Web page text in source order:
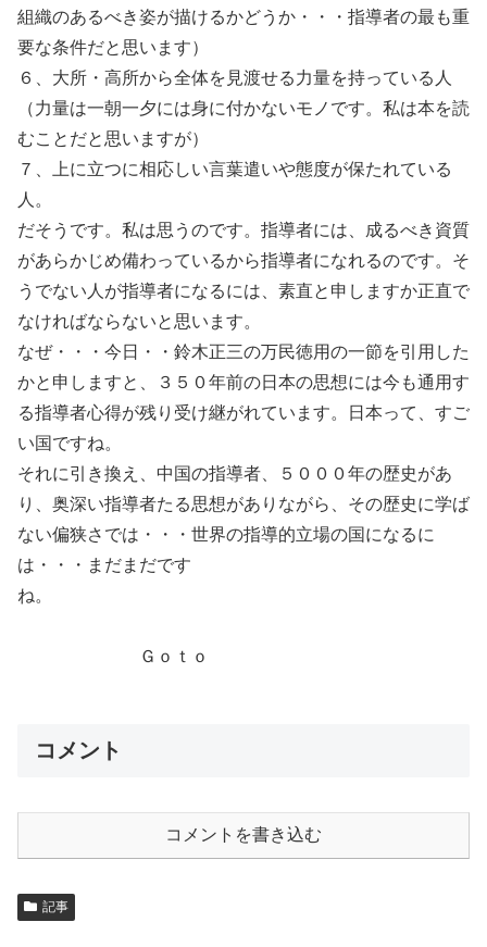
組織のあるべき姿が描けるかどうか・・・指導者の最も重
要な条件だと思います）
６、大所・高所から全体を見渡せる力量を持っている人
（力量は一朝一夕には身に付かないモノです。私は本を読
むことだと思いますが）
７、上に立つに相応しい言葉遣いや態度が保たれている
人。
だそうです。私は思うのです。指導者には、成るべき資質
があらかじめ備わっているから指導者になれるのです。そ
うでない人が指導者になるには、素直と申しますか正直で
なければならないと思います。
なぜ・・・今日・・鈴木正三の万民徳用の一節を引用した
かと申しますと、３５０年前の日本の思想には今も通用す
る指導者心得が残り受け継がれています。日本って、すご
い国ですね。
それに引き換え、中国の指導者、５０００年の歴史があ
り、奥深い指導者たる思想がありながら、その歴史に学ば
ない偏狭さでは・・・世界の指導的立場の国になるに
は・・・まだまだです
ね。
Ｇｏｔｏ
コメント
コメントを書き込む
記事